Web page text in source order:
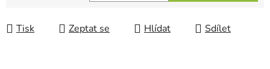
Tisk Zeptat se Hlídat Sdílet